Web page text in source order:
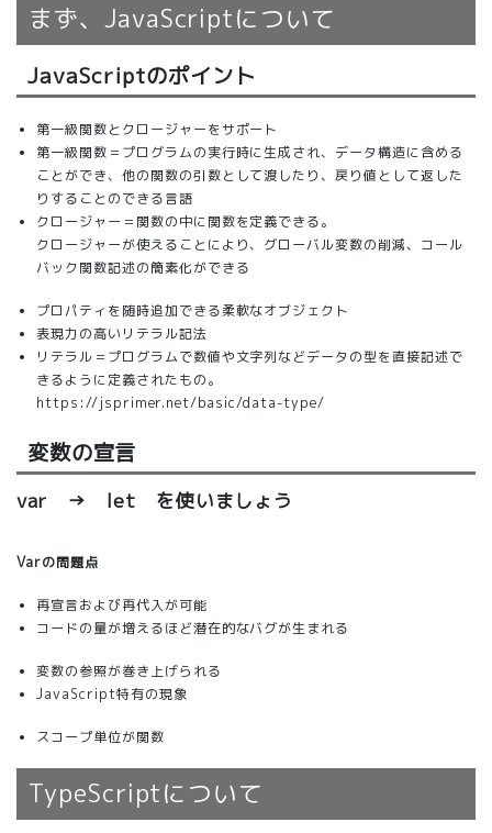
まず、JavaScriptについて
JavaScriptのポイント
第一級関数とクロージャーをサポート
第一級関数＝プログラムの実行時に生成され、データ構造に含める
ことができ、他の関数の引数として渡したり、戻り値として返した
りすることのできる言語
クロージャー＝関数の中に関数を定義できる。
クロージャーが使えることにより、グローバル変数の削減、コール
バック関数記述の簡素化ができる
プロパティを随時追加できる柔軟なオブジェクト
表現力の高いリテラル記法
リテラル＝プログラムで数値や文字列などデータの型を直接記述で
きるように定義されたもの。
https://jsprimer.net/basic/data-type/
変数の宣言
var → let を使いましょう
Varの問題点
再宣言および再代入が可能
コードの量が増えるほど潜在的なバグが生まれる
変数の参照が巻き上げられる
JavaScript特有の現象
スコープ単位が関数
TypeScriptについて